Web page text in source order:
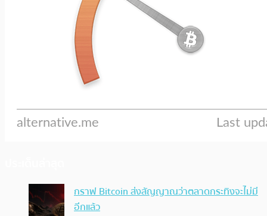
กราฟ Bitcoin ส่งสัญญาณว่าตลาดกระทิงจะไม่มี
อีกแล้ว